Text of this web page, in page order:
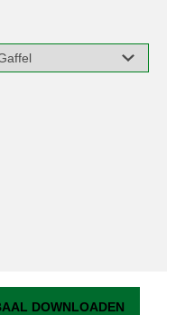
Gaffel
DOWNLOADEN